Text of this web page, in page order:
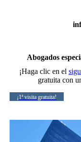
Abogados
¡Haga clic en el
gratuita con
¡1ª visita gratuita!